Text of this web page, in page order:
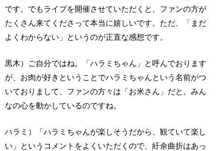
です。でもライブを開催させていただくと、ファンの方が
たくさん来てくださって本当に嬉しいです。ただ、「まだ
よくわからない」というのが正直な感想です。
黒木）ご自分ではね。「ハラミちゃん」と呼んでおります
が、お肉が好きということでハラミちゃんという名前がつ
いておりまして、ファンの方々は「お米さん」だと。みん
なの心を動かしているのですね。
ハラミ）「ハラミちゃんが楽しそうだから、観ていて楽し
い」というコメントをよくいただくので、紆余曲折はあっ